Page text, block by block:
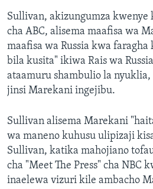
Sullivan, akizungumza
cha ABC, alisema maafisa wa
maafisa wa Russia kwa
bila kusita" ikiwa Rais wa
ataamuru shambulio la
jinsi Marekani ingejibu.
Sullivan alisema Marekani
wa maneno kuhusu ulipizaji
Sullivan, katika mahojiano
cha "Meet The Press" cha NBC
inaelewa vizuri kile ambacho